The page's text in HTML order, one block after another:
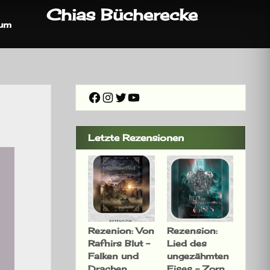
Chias Bücherecke
Facebook
Instagram
Twitter
YouTube
Letzte Rezensionen
Rezenion: Von
Rafnirs Blut –
Falken und
Rezension:
Lied des
ungezähmten